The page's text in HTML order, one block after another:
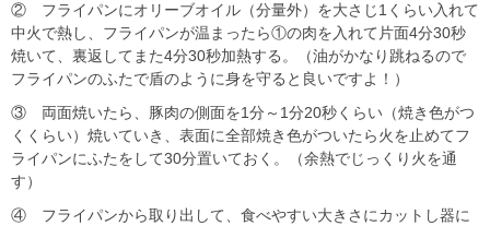
② フライパンにオリーブオイル（分量外）を大さじ1くらい入れて
中火で熱し、フライパンが温まったら①の肉を入れて片面4分30秒
焼いて、裏返してまた4分30秒加熱する。（油がかなり跳ねるので
フライパンのふたで盾のように身を守ると良いですよ！）
③ 両面焼いたら、豚肉の側面を1分～1分20秒くらい（焼き色がつ
くくらい）焼いていき、表面に全部焼き色がついたら火を止めてフ
ライパンにふたをして30分置いておく。（余熱でじっくり火を通
す）
④ フライパンから取り出して、食べやすい大きさにカットし器に